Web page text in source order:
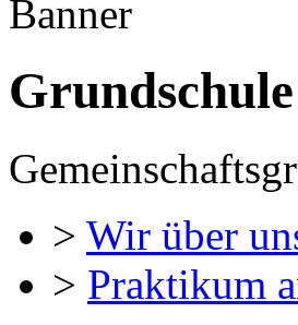
> Wir über
> Praktikum